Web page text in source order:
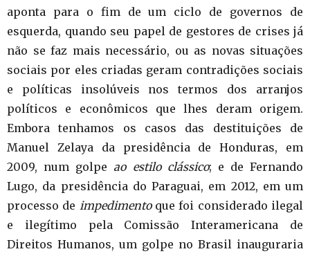
aponta para o fim de um ciclo de governos de
esquerda, quando seu papel de gestores de crises já
não se faz mais necessário, ou as novas situações
sociais por eles criadas geram contradições sociais
e políticas insolúveis nos termos dos arranjos
políticos e econômicos que lhes deram origem.
Embora tenhamos os casos das destituições de
Manuel Zelaya da presidência de Honduras, em
2009, num golpeao estilo clássico; e de Fernando
Lugo, da presidência do Paraguai, em 2012, em um
processo de impedimentoque foi considerado ilegal
e ilegítimo pela Comissão Interamericana de
Direitos Humanos, um golpe no Brasil inauguraria